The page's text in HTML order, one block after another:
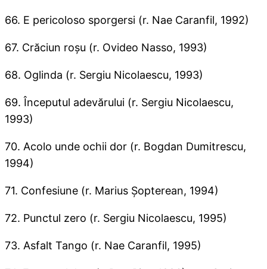
66. E pericoloso sporgersi (r. Nae Caranfil, 1992)
67. Crăciun roşu (r. Ovideo Nasso, 1993)
68. Oglinda (r. Sergiu Nicolaescu, 1993)
69. Începutul adevărului (r. Sergiu Nicolaescu,
1993)
70. Acolo unde ochii dor (r. Bogdan Dumitrescu,
1994)
71. Confesiune (r. Marius Şopterean, 1994)
72. Punctul zero (r. Sergiu Nicolaescu, 1995)
73. Asfalt Tango (r. Nae Caranfil, 1995)